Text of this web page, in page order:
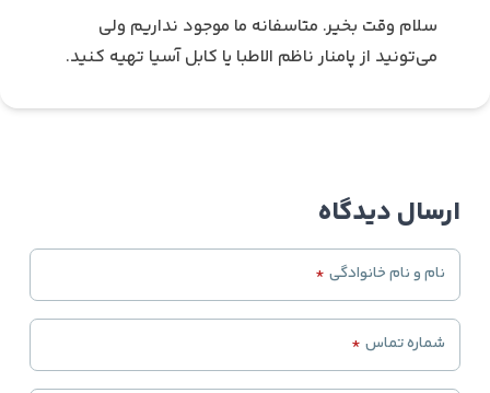
سلام وقت بخیر. متاسفانه ما موجود نداریم ولی
می‌تونید از پامنار ناظم الاطبا یا کابل آسیا تهیه کنید.
ارسال دیدگاه
نام و نام خانوادگی *
شماره تماس *